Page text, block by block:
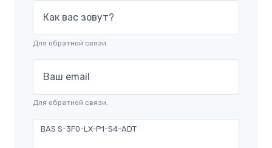
Как вас зовут?
Для обратной связи.
Ваш email
Для обратной связи.